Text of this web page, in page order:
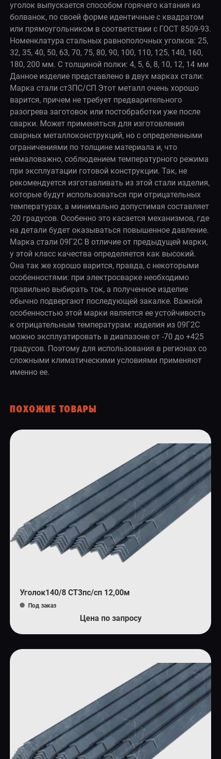
уголок выпускается способом горячего катания из
болванок, по своей форме идентичные с квадратом
или прямоугольником в соответствии с ГОСТ 8509-93.
Номенклатура стальных равнополочных уголков: 25,
32, 35, 40, 50, 63, 70, 75, 80, 90, 100, 110, 125, 140, 160,
180, 200 мм. С толщиной полки: 4, 5, 6, 8, 10, 12, 14 мм
Данное изделие представлено в двух марках стали:
Марка стали ст3ПС/СП Этот металл очень хорошо
варится, причем не требует предварительного
разогрева заготовок или постобработки уже после
сварки. Может применяться для изготовления
сварных металлоконструкций, но с определенными
ограничениями по толщине материала и, что
немаловажно, соблюдением температурного режима
при эксплуатации готовой конструкции. Так, не
рекомендуется изготавливать из этой стали изделия,
которые будут использоваться при отрицательных
температурах, а минимально допустимая составляет
-20 градусов. Особенно это касается механизмов, где
на детали будет оказываться повышенное давление.
Марка стали 09Г2С В отличие от предыдущей марки,
у этой класс качества определяется как высокий.
Она так же хорошо варится, правда, с некоторыми
особенностями: при электросварке необходимо
правильно выбирать ток, а полученное изделие
обычно подвергают последующей закалке. Важной
особенностью этой марки является ее устойчивость
к отрицательным температурам: изделия из 09Г2С
можно эксплуатировать в диапазоне от -70 до +425
градусов. Поэтому для использования в регионах со
сложными климатическими условиями применяют
именно ее.
ПОХОЖИЕ ТОВАРЫ
Уголок140/8 СТ3пс/сп 12,00м
Под заказ
Цена по запросу